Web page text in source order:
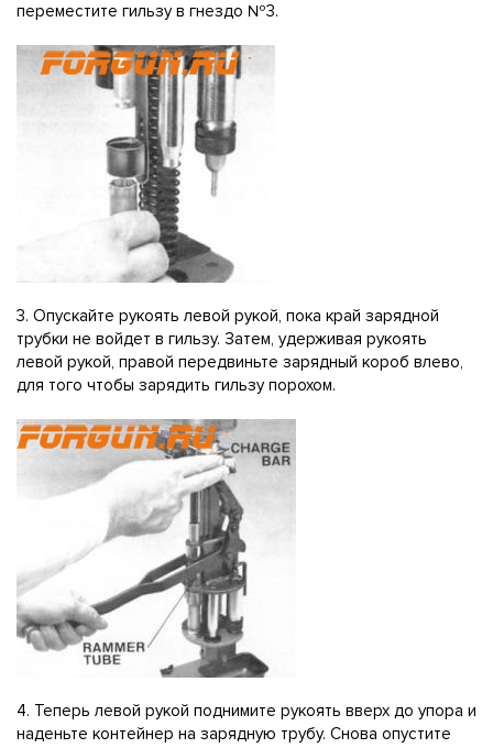
переместите гильзу в гнездо №3.
3. Опускайте рукоять левой рукой, пока край зарядной
трубки не войдет в гильзу. Затем, удерживая рукоять
левой рукой, правой передвиньте зарядный короб влево,
для того чтобы зарядить гильзу порохом.
4. Теперь левой рукой поднимите рукоять вверх до упора и
наденьте контейнер на зарядную трубу. Снова опустите